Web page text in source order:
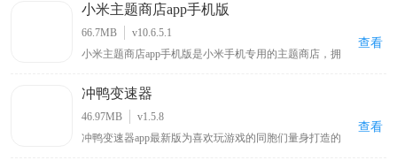
在线咨询办理业务，提前了解业务范围，为车主提供便捷
的保险查询与办理渠道，助力用户轻松掌握车险信息及完
成相关业务操作。
小米主题商店app手机版
66.7MB
v10.6.5.1
小米主题商店app手机版是小米手机专用的主题商店，拥
同，同时该APP对安卓原生系统进行优化改良，可使手机
运行更流畅、操作更快捷，在KK下载站可下载体验这一
能为小米手机带来独特体验与性能优化的主题商店APP 。
查看
冲鸭变速器
46.97MB
v1.5.8
冲鸭变速器app最新版为喜欢玩游戏的同胞们量身打造的
查看